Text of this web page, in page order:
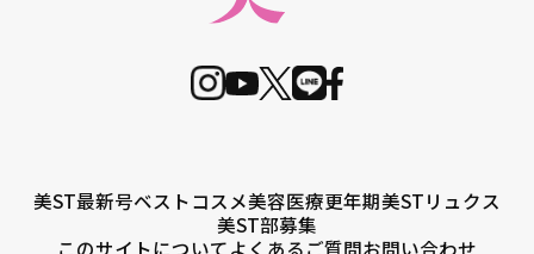
美ST最新号ベストコスメ美容医療更年期美STリュクス
美ST部募集
このサイトについてよくあるご質問お問い合わせ